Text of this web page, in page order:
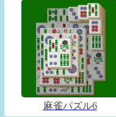
麻雀パズル6